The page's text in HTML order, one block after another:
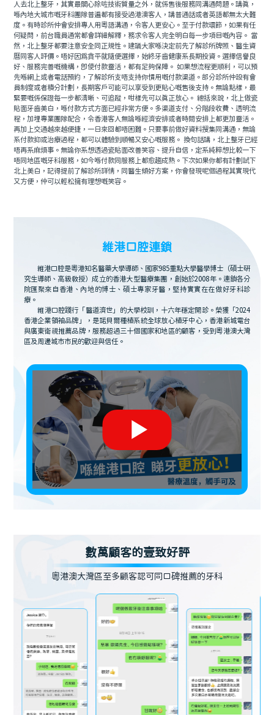
人去北上整牙，其實最關心除咗技術質量之外，就係售後服務同溝通問題。講真，
喺內地大城市嘅牙科團隊普遍都有接受過港澳客人，講普通話或者英語都無太大難
度。有時診所仲會安排專人用粵語溝通，令客人更安心。至于付款環節，如果有任
何疑問，前台職員通常都會詳細解釋，務求令客人完全明白每一步項目嘅內容。 當
然，北上整牙都要注意安全同正規性。建議大家喺決定前先了解診所牌照、醫生資
曆同客人評價。唔好因爲貪平就隨便選擇，始終牙齒健康系長期投資。選擇信譽良
好、服務完善嘅機構，即使付款靈活，都有足夠保障。 如果想流程更順利，可以預
先喺網上或者電話預約，了解診所支唔支持你慣用嘅付款渠道。部分診所仲設有會
員制度或者積分計劃，長期客戶可能可以享受到更貼心嘅售後支持。無論點樣，最
緊要嘅係保證每一步都清晰、可追蹤，咁樣先可以真正放心。 總括來說，北上做瓷
貼面牙齒美白，喺付款方式方面已經非常方便。多渠道支付、分階段收費、透明流
程，加埋專業團隊配合，令香港客人無論喺經濟安排或者時間安排上都更加靈活。
再加上交通越來越便捷，一日來回都唔困難。只要事前做好資料搜集同溝通，無論
系付款抑或治療過程，都可以體驗到順暢又安心嘅服務。 換句話講，北上整牙已經
唔再系麻煩事。無論你系想透過瓷貼面改善笑容、提升自信，定系純粹想比較一下
唔同地區嘅牙科服務，如今喺付款同服務上都愈趨成熟。下次如果你都有計劃試下
北上美白，記得提前了解診所詳情，同醫生傾好方案，你會發現呢個過程其實現代
又方便，仲可以輕松擁有理想嘅笑容。
維港口腔連鎖
維港口腔是粵港知名醫藥大學導師、國家985重點大學醫學博士（碩士研
究生導師、高級教授）成立的香港大型醫療集團，創始於2008年。連鎖各分
院匯聚來自香港、內地的博士、碩士專家牙醫，堅持實實在在做好牙科診
療。
維港口腔踐行「醫道濟世」的大學校訓，十六年穩定開診。榮獲「2024
香港企業領袖品牌」，是諾貝爾種植系統全球放心植牙中心，香港新城電台
與廣東衛視推薦品牌，服務超過三十個國家和地區的顧客，受到粵港澳大灣
區及周邊城市市民的歡迎與信任。
數萬顧客的壹致好評
粵港澳大灣區至多顧客認可同口碑推薦的牙科